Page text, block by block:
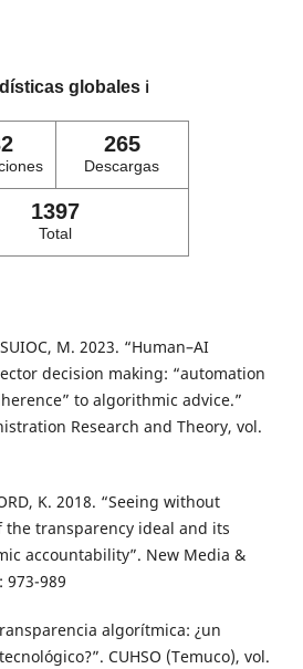
globales ℹ️
265
Descargas
1397
Total
M. 2023. “Human–AI
decision making: “automation
to algorithmic advice.”
Research and Theory, vol.
K. 2018. “Seeing without
transparency ideal and its
accountability”. New Media &
973-989
algorítmica: ¿un
CUHSO (Temuco), vol.